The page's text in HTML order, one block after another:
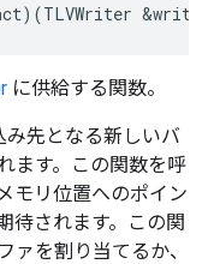
に供給する関数。
み先となる新しいバ
ます。この関数を呼
モリ位置へのポイン
待されます。この関
ァを割り当てるか、